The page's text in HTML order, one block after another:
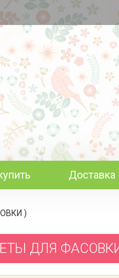
Доставка
)
ДЛЯ